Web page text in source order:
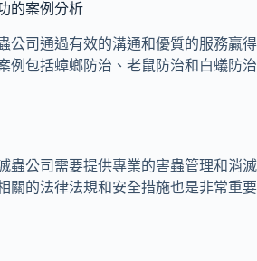
的案例分析
公司通過有效的溝通和優質的服務贏得
例包括蟑螂防治、老鼠防治和白蟻防治
蟲公司需要提供專業的害蟲管理和消滅
關的法律法規和安全措施也是非常重要